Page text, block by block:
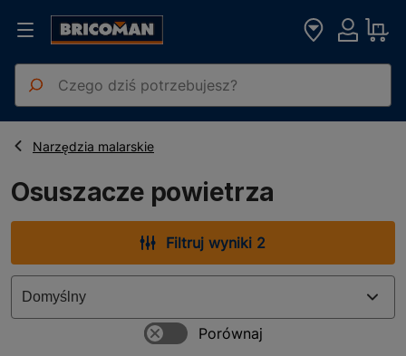
Strona główna
Narzędzia ręczne
Narzędzia malarskie
Osuszacze powietrza
Osuszacze powietrza
Filtruj wyniki 2